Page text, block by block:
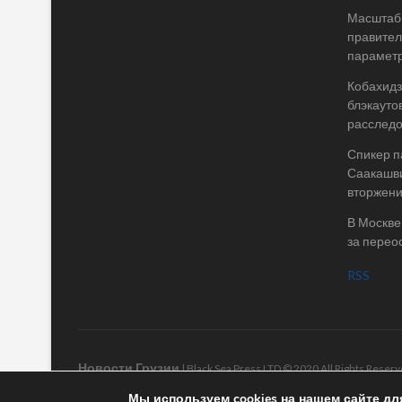
Спикер
В Москве
за
RSS
Новости Грузии| Black Sea Press LTD © 2020 All Rights